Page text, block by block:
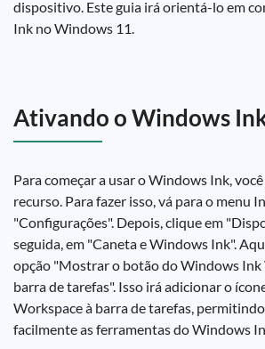
dispositivo. Este guia irá orientá-lo em
Ink no Windows 11.
Ativando o Windows
Para começar a usar o Windows Ink,
recurso. Para fazer isso, vá para o menu
"Configurações". Depois, clique em
seguida, em "Caneta e Windows Ink".
opção "Mostrar o botão do Windows Ink
barra de tarefas". Isso irá adicionar o
Workspace à barra de tarefas,
facilmente as ferramentas do Windows